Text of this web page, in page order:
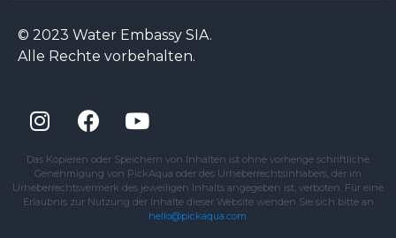
© 2023 Water Embassy SIA.
Alle Rechte vorbehalten.
Das Kopieren oder Speichern von Inhalten ist ohne vorherige schriftliche
Genehmigung von PickAqua oder des Urheberrechtsinhabers, der im
Urheberrechtsvermerk des jeweiligen Inhalts angegeben ist, verboten. Für eine
Erlaubnis zur Nutzung der Inhalte dieser Website wenden Sie sich bitte an
hello@pickaqua.com